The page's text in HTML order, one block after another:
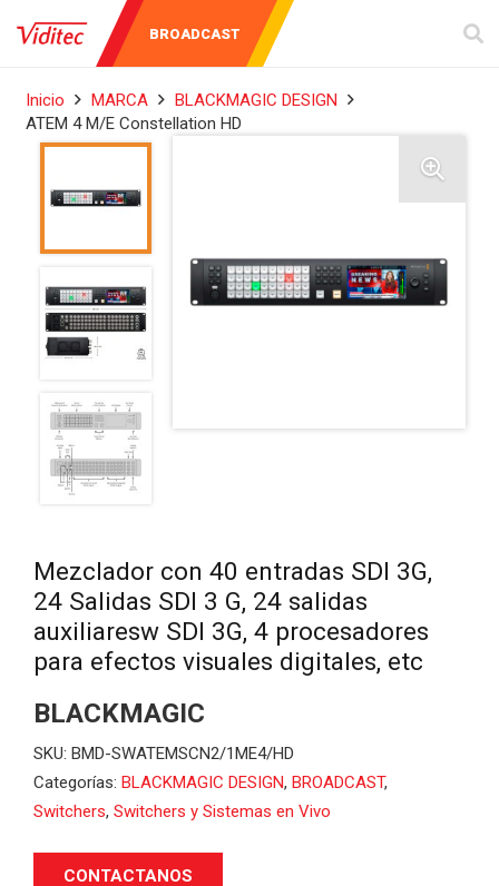
AUDIO Y
VIDEO
BROADCAST
INSTRUMENTOS
DE MEDICIÓN
Inicio MARCA
BLACKMAGIC DESIGN
ATEM 4 M/E Constellation HD
Mezclador con 40 entradas SDI 3G,
24 Salidas SDI 3 G, 24 salidas
auxiliaresw SDI 3G, 4 procesadores
para efectos visuales digitales, etc
BLACKMAGIC
SKU: BMD-SWATEMSCN2/1ME4/HD
Categorías: BLACKMAGIC DESIGN, BROADCAST,
Switchers, Switchers y Sistemas en Vivo
CONTACTANOS